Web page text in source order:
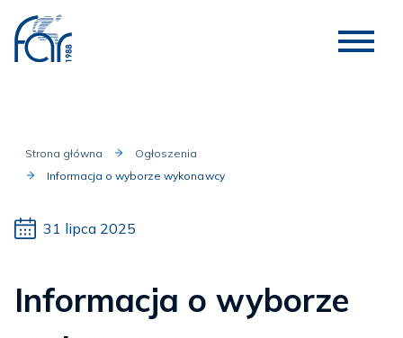
Strona główna
Ogłoszenia
Informacja o wyborze wykonawcy
31 lipca 2025
Informacja o wyborze